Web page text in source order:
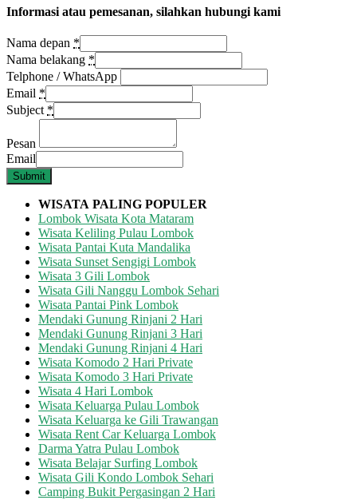
Informasi atau pemesanan, silahkan hubungi kami
Nama depan *
Nama belakang *
Telphone / WhatsApp
Email *
Subject *
Pesan
Email
Submit
WISATA PALING POPULER
Lombok Wisata Kota Mataram
Wisata Keliling Pulau Lombok
Wisata Pantai Kuta Mandalika
Wisata Sunset Sengigi Lombok
Wisata 3 Gili Lombok
Wisata Gili Nanggu Lombok Sehari
Wisata Pantai Pink Lombok
Mendaki Gunung Rinjani 2 Hari
Mendaki Gunung Rinjani 3 Hari
Mendaki Gunung Rinjani 4 Hari
Wisata Komodo 2 Hari Private
Wisata Komodo 3 Hari Private
Wisata 4 Hari Lombok
Wisata Keluarga Pulau Lombok
Wisata Keluarga ke Gili Trawangan
Wisata Rent Car Keluarga Lombok
Darma Yatra Pulau Lombok
Wisata Belajar Surfing Lombok
Wisata Gili Kondo Lombok Sehari
Camping Bukit Pergasingan 2 Hari